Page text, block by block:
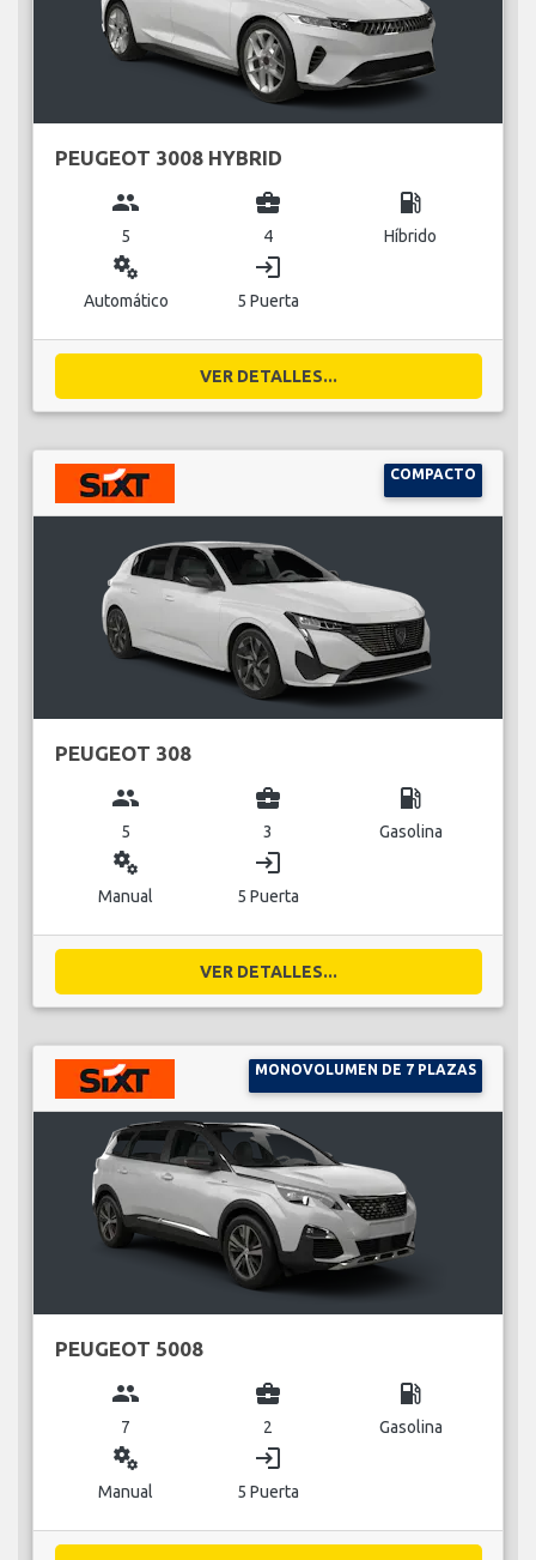
PEUGEOT 3008 HYBRID
group
5
business_center
4
local_gas_station
Híbrido
miscellaneous_services
Automático
login
5 Puerta
VER DETALLES...
COMPACTO
PEUGEOT 308
group
5
business_center
3
local_gas_station
Gasolina
miscellaneous_services
Manual
login
5 Puerta
VER DETALLES...
MONOVOLUMEN DE 7 PLAZAS
PEUGEOT 5008
group
7
business_center
2
local_gas_station
Gasolina
miscellaneous_services
Manual
login
5 Puerta